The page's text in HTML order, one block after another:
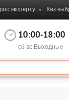
эксперту Как
10:00-18:00
сб-вс Выходные